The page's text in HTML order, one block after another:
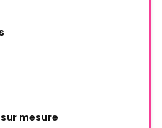
mesure